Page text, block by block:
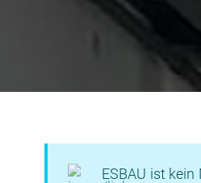
ESBAU ist